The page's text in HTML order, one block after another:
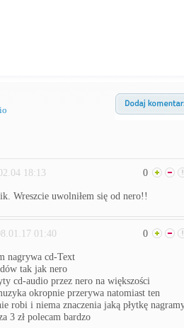
18:13 0
Wreszcie uwolniłem się od nero!!
01:40 0
nagrywa cd-Text
tak jak nero
cd-audio przez nero na większości
okropnie przerywa natomiast ten
robi i niema znaczenia jaką płytkę
3 zł polecam bardzo